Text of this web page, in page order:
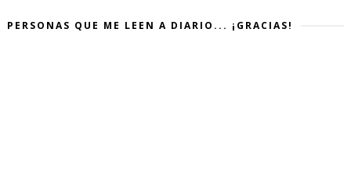
PERSONAS QUE ME LEEN A DIARIO... ¡GRACIAS!